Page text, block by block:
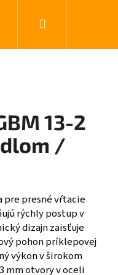
Nákupný
13-2
/
pre presné vŕtacie
rýchly postup v
dizajn zaisťuje
pohon príklepovej
výkon v širokom
mm otvory v oceli